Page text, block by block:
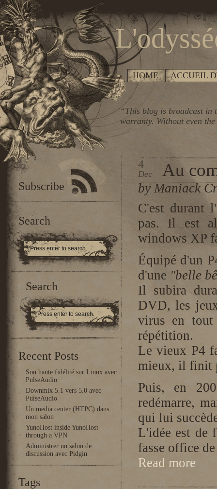
HOME ACCUEIL
“This blog is broadcast in
warranty. Without even
Subscribe
Search
Search
Recent Posts
Son haute fidélité sur Linux avec
PulseAudio
Downmix 5.1 vers 5.0 avec
PulseAudio
Un media center (HTPC) dans
mon salon
YunoHost inside YunoHost
through a VPN
Administrer un salon de
discussion avec Pidgin
Tags
4
Dec Au
by Maniack
C'est durant
pas. Il est
windows XP
Équipé d'un
d'une "belle
Il subira
DVD, les
virus en tout
répétition.
Le vieux P4
mieux, il finit
Puis, en
redémarre,
qui lui
L'idée est de
fasse office
Read more